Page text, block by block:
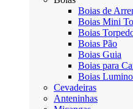
Boias de
Boias Mini
Boias
Boias Pão
Boias Guia
Boias para
Boias
Cevadeiras
Anteninhas